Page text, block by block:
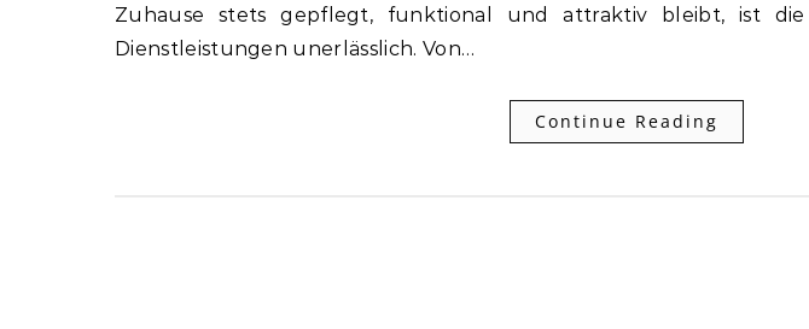
Zuhause stets gepflegt, funktional und attraktiv bleibt, ist die
Dienstleistungen unerlässlich. Von…
Continue Reading